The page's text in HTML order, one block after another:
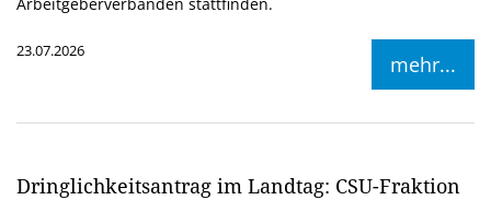
23.07.2026
mehr...
Dringlichkeitsantrag im Landtag: CSU-Fraktion